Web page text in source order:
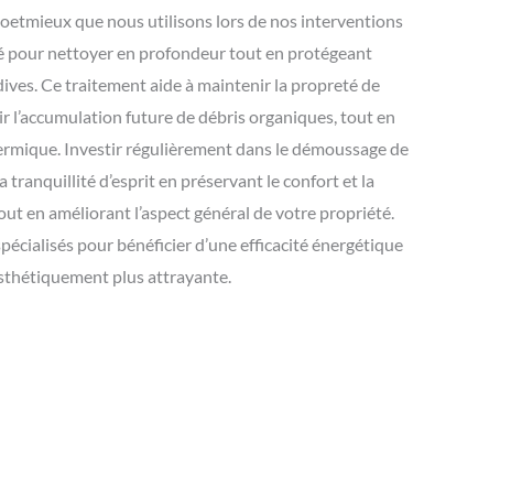
que nous utilisons lors de nos interventions
pour nettoyer en profondeur tout en protégeant
Ce traitement aide à maintenir la propreté de
l’accumulation future de débris organiques, tout en
Investir régulièrement dans le démoussage de
tranquillité d’esprit en préservant le confort et la
en améliorant l’aspect général de votre propriété.
pour bénéficier d’une efficacité énergétique
plus attrayante.